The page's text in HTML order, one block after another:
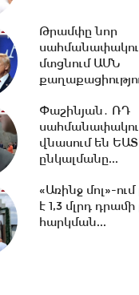
10:38 -Օրը
հեծանվային
10:13 -ՀՀ ԱԺ
գումարման
#ուղիղ
10:11 -
Թրամփը նոր
մտցնում ԱՄՆ
Փաշինյան․ ՌԴ
վնասում են
ընկալմանը...
«Առինջ մոլ»-
է 1,3 մլրդ
հարկման...